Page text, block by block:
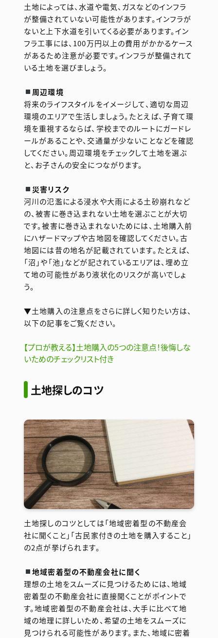
土地によっては、水道や電気、ガスなどのインフラ
が整備されていない可能性があります。インフラが
ないと上下水道を引いてくる必要があります。イン
フラ工事には、100万円以上の費用がかかるケース
があるため注意が必要です。インフラが整備されて
いる土地を選びましょう。
周辺環境
将来のライフスタイルをイメージして、適切な周辺
環境のエリアで生活しましょう。たとえば、子育て環
境を重視するならば、学校までのルートにガードレ
ールがあることや、交通量が少ないことなどを確認
してください。周辺環境をチェックして土地を選ぶ
と、お子さんの安全につながります。
災害リスク
河川の氾濫による浸水や大雨による土砂崩れなど
の、被害に巻き込まれない土地を選ぶことが大切
です。被害に巻き込まれないためには、土地購入前
にハザードマップや古地図を確認してください。古
地図には昔の地名が記載されています。たとえば、
「沼」や「池」などが記されているエリアは、埋め立
て地の可能性があり液状化のリスクが高いでしょ
う。
▼土地購入の注意点をさらに詳しく知りたい方は、
以下の記事をご覧ください。
【プロが教える】土地購入の5つの注意点！後悔しな
いためのチェックリスト付き
土地探しのコツ
土地探しのコツとしては「地域密着型の不動産会
社に聞くこと」「古民家付きの土地を購入すること」
の2点が挙げられます。
地域密着型の不動産会社に聞く
理想の土地をスムーズに見つけるためには、地域
密着型の不動産会社に直接聞くことがポイントで
す。地域密着型の不動産会社は、大手に比べて地
域の地理に詳しいため、希望の土地をスムーズに
見つけられる可能性があります。また、地域に密着